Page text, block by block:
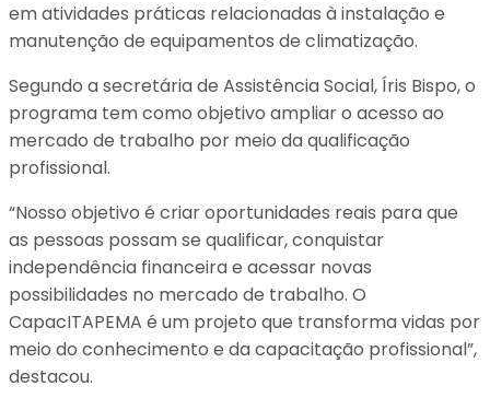
em atividades práticas relacionadas à instalação e
manutenção de equipamentos de climatização.
Segundo a secretária de Assistência Social, Íris Bispo, o
programa tem como objetivo ampliar o acesso ao
mercado de trabalho por meio da qualificação
profissional.
“Nosso objetivo é criar oportunidades reais para que
as pessoas possam se qualificar, conquistar
independência financeira e acessar novas
possibilidades no mercado de trabalho. O
CapacITAPEMA é um projeto que transforma vidas por
meio do conhecimento e da capacitação profissional”,
destacou.